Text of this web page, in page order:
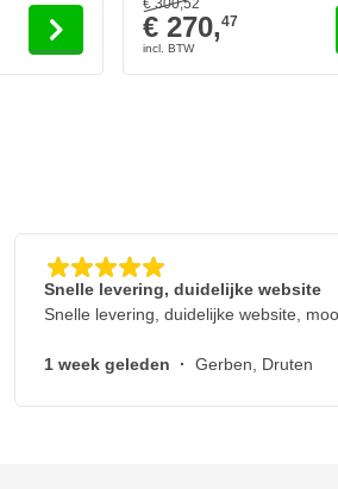
Set op Accu -
glans
€ 300,52
€ 270,47
Snelle levering, duidelijke website
Snelle levering, duidelijke website,
1 week geleden · Gerben, Druten